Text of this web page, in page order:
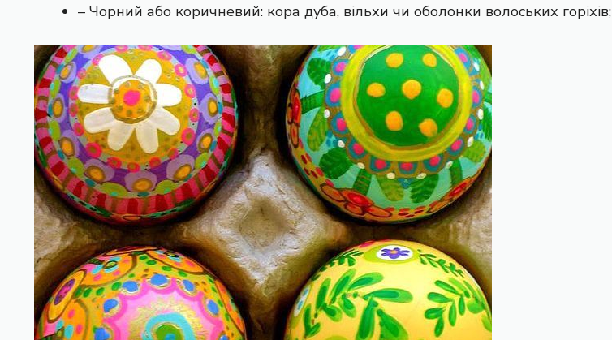
– Чорний або коричневий: кора дуба, вільхи чи оболонки волоських горіхів;